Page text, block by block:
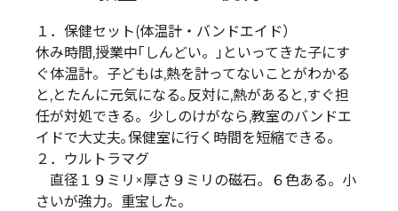
１．保健セット(体温計・バンドエイド）
休み時間,授業中｢しんどい。｣といってきた子にす
ぐ体温計。子どもは,熱を計ってないことがわかる
と,とたんに元気になる｡反対に,熱があると,すぐ担
任が対処できる。少しのけがなら,教室のバンドエ
イドで大丈夫｡保健室に行く時間を短縮できる。
２．ウルトラマグ
直径１９ミリ×厚さ９ミリの磁石。６色ある。小
さいが強力。重宝した。